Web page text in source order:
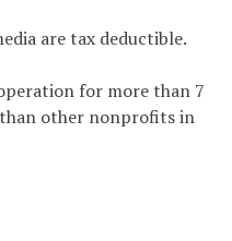
are tax deductible.
for more than 7
other nonprofits in